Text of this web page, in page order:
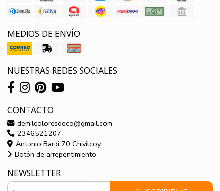
MEDIOS DE ENVÍO
NUESTRAS REDES SOCIALES
CONTACTO
demilcoloresdeco@gmail.com
2346521207
Antonio Bardi 70 Chivilcoy
Botón de arrepentimiento
NEWSLETTER